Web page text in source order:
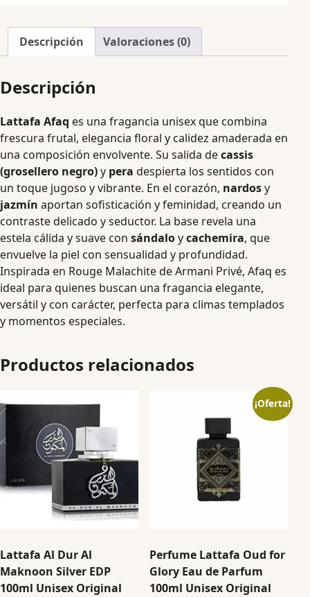
Descripción Valoraciones (0)
Descripción
Lattafa Afaq es una fragancia unisex que combina
frescura frutal, elegancia floral y calidez amaderada en
una composición envolvente. Su salida decassis
(grosellero negro)y pera despierta los sentidos con
un toque jugoso y vibrante. En el corazón, nardosy
jazmín aportan sofisticación y feminidad, creando un
contraste delicado y seductor. La base revela una
estela cálida y suave con sándaloycachemira, que
envuelve la piel con sensualidad y profundidad.
Inspirada en Rouge Malachite de Armani Privé, Afaq es
ideal para quienes buscan una fragancia elegante,
versátil y con carácter, perfecta para climas templados
y momentos especiales.
Productos relacionados
Lattafa Al Dur Al
Maknoon Silver EDP
100ml Unisex Original
¡Oferta!
Perfume Lattafa Oud for
Glory Eau de Parfum
100ml Unisex Original